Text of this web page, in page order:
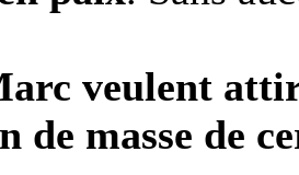
veulent
de masse de